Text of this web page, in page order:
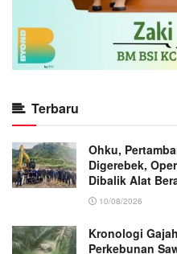
Terbaru
Ohku,
Digerebek,
Dibalik Alat
10/08/2026
Kronologi
Perkebunan